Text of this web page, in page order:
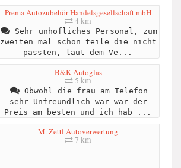
Prema Autozubehör Handelsgesellschaft mbH
4 km
Sehr unhöfliches Personal, zum
zweiten mal schon teile die nicht
passten, laut dem Ve...
B&K Autoglas
5 km
Obwohl die frau am Telefon
sehr Unfreundlich war war der
Preis am besten und ich hab ...
M. Zettl Autoverwertung
7 km